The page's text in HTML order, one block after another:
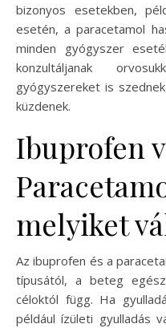
bizonyos esetekben,
esetén, a paracetamol
minden gyógyszer
konzultáljanak
gyógyszereket is
küzdenek.
Ibuprofen
melyiket
Az ibuprofen és a
típusától, a beteg
céloktól függ. Ha
például ízületi gyulladás